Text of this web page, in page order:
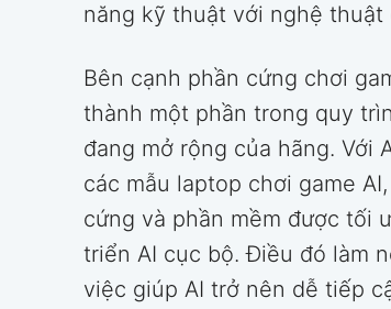
năng kỹ thuật với nghệ thuật
Bên cạnh phần cứng chơi
thành một phần trong quy
đang mở rộng của hãng. Với
các mẫu laptop chơi game
cứng và phần mềm được tối
triển AI cục bộ. Điều đó làm
việc giúp AI trở nên dễ tiếp